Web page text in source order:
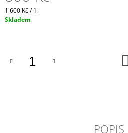
Měrná
cena:
1 600 Kč / 1 l
Skladem
POPIS
R
U
E